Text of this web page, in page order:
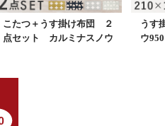
こたつ＋うす掛け布団 ２
点セット カルミナスノウ
うす
ウ950